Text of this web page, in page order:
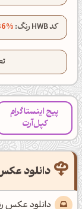
کد HWB رنگ:
پیج اینستاگرام
کپل‌آرت
دانلود
دانلود عکس